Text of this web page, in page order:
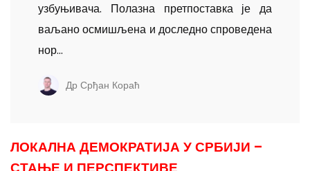
узбуњивача. Полазна претпоставка је да
ваљано осмишљена и доследно спроведена
нор...
Др Срђан Кораћ
ЛОКАЛНА ДЕМОКРАТИЈА У СРБИЈИ –